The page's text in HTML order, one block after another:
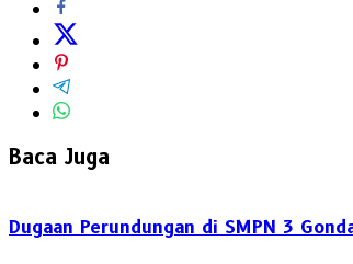
Baca Juga
Dugaan Perundungan di SMPN 3